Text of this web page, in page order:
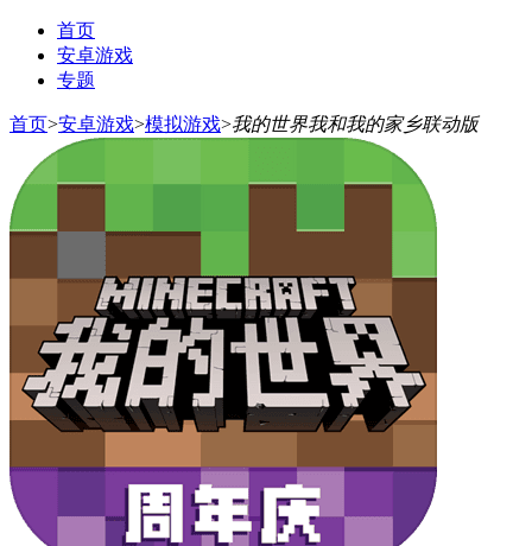
首页
安卓游戏
专题
首页>安卓游戏>模拟游戏>我的世界我和我的家乡联动版